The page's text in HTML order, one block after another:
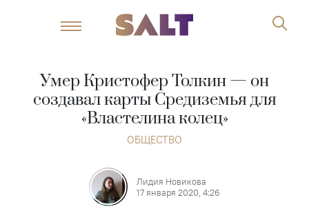
Умер Кристофер Толкин — он
создавал карты Средиземья для
«Властелина колец»
ОБЩЕСТВО
Лидия Новикова
17 января 2020, 4:26